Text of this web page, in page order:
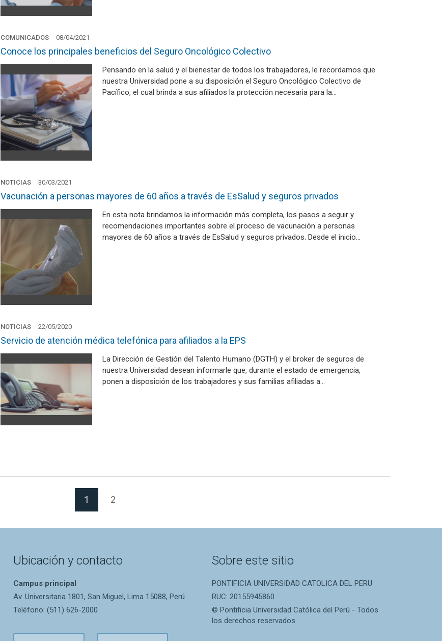
COMUNICADOS 08/04/2021
Conoce los principales beneficios del Seguro Oncológico Colectivo
Pensando en la salud y el bienestar de todos los trabajadores, le recordamos que
nuestra Universidad pone a su disposición el Seguro Oncológico Colectivo de
Pacífico, el cual brinda a sus afiliados la protección necesaria para la…
NOTICIAS 30/03/2021
Vacunación a personas mayores de 60 años a través de EsSalud y seguros privados
En esta nota brindamos la información más completa, los pasos a seguir y
recomendaciones importantes sobre el proceso de vacunación a personas
mayores de 60 años a través de EsSalud y seguros privados. Desde el inicio…
NOTICIAS 22/05/2020
Servicio de atención médica telefónica para afiliados a la EPS
La Dirección de Gestión del Talento Humano (DGTH) y el broker de seguros de
nuestra Universidad desean informarle que, durante el estado de emergencia,
ponen a disposición de los trabajadores y sus familias afiliadas a…
1 (Página actual)
2
Ubicación y contacto
Campus principal
Av. Universitaria 1801, San Miguel, Lima 15088, Perú
Teléfono: (511) 626-2000
Sobre este sitio
PONTIFICIA UNIVERSIDAD CATOLICA DEL PERU
RUC: 20155945860
© Pontificia Universidad Católica del Perú - Todos
los derechos reservados